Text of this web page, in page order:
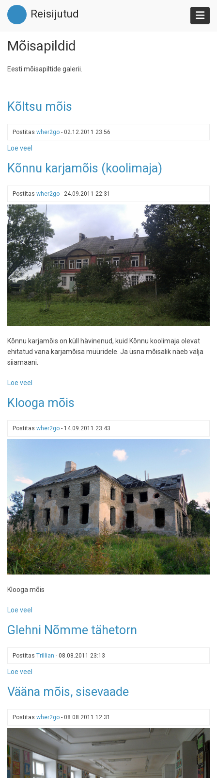
Liigu
edasi
põhisisu
Reisijutud
Mõisapildid
Eesti mõisapiltide galerii.
Kõltsu mõis
Postitas wher2go - 02.12.2011 23:56
Loe veel
mõis
Kõnnu karjamõis (koolimaja)
Postitas wher2go - 24.09.2011 22:31
Kõnnu karjamõis on küll hävinenud, kuid Kõnnu koolimaja olevat
ehitatud vana karjamõisa müüridele. Ja üsna mõisalik näeb välja
siiamaani.
Loe veel
karjamõis
Klooga mõis
Postitas wher2go - 14.09.2011 23:43
Klooga mõis
Loe veel
mõis
Glehni Nõmme tähetorn
Postitas Trillian - 08.08.2011 23:13
Loe veel
Nõmme
Vääna mõis, sisevaade
Postitas wher2go - 08.08.2011 12:31